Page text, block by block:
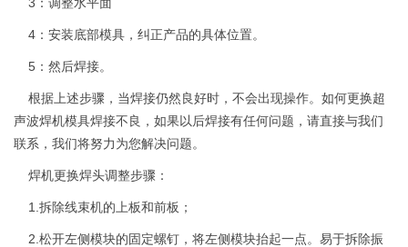
4：安装底部模具，纠正产品的具体位置。
5：然后焊接。
根据上述步骤，当焊接仍然良好时，不会出现操作。如何更换超
声波焊机模具焊接不良，如果以后焊接有任何问题，请直接与我们
联系，我们将努力为您解决问题。
焊机更换焊头调整步骤：
1.拆除线束机的上板和前板；
2.松开左侧模块的固定螺钉，将左侧模块抬起一点。易于拆除振